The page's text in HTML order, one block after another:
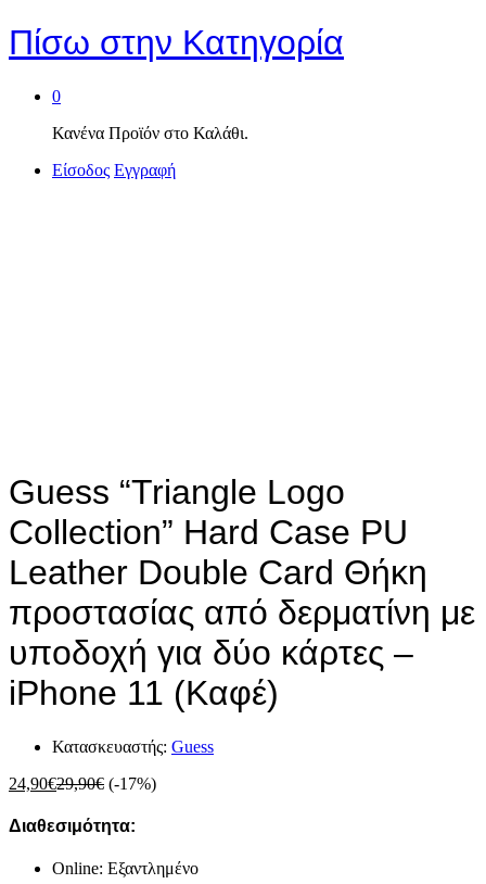
Πίσω στην Κατηγορία
0
Κανένα Προϊόν στο Καλάθι.
Είσοδος Εγγραφή
Guess “Triangle Logo
Collection” Hard Case PU
Leather Double Card Θήκη
προστασίας από δερματίνη με
υποδοχή για δύο κάρτες –
iPhone 11 (Καφέ)
Κατασκευαστής: Guess
24,90€29,90€ (-17%)
Διαθεσιμότητα:
Online: Εξαντλημένο